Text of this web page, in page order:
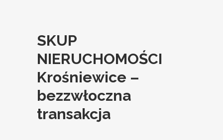
SKUP
NIERUCHOMOŚCI
Krośniewice –
bezzwłoczna
transakcja